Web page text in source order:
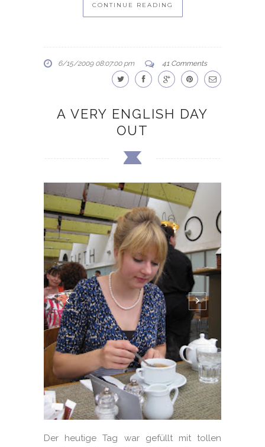
CONTINUE READING
6/15/2009 08:07:00 pm 41 Comments
A VERY ENGLISH DAY
OUT
Der heutige Tag war gefüllt mit tollen